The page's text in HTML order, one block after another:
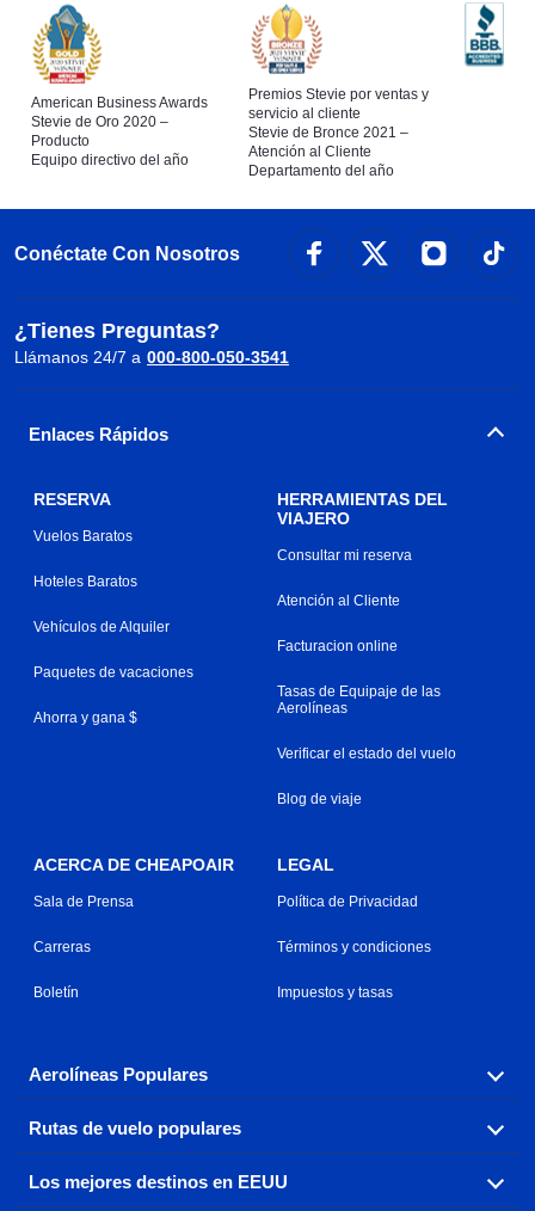
American Business Awards
Stevie de Oro 2020 –
Producto
Equipo directivo del año
Premios Stevie por ventas y
servicio al cliente
Stevie de Bronce 2021 –
Atención al Cliente
Departamento del año
Conéctate Con Nosotros
¿Tienes Preguntas?
Llámanos 24/7 a 000-800-050-3541
Enlaces Rápidos
RESERVA
Vuelos Baratos
Hoteles Baratos
Vehículos de Alquiler
Paquetes de vacaciones
Ahorra y gana $
HERRAMIENTAS DEL
VIAJERO
Consultar mi reserva
Atención al Cliente
Facturacion online
Tasas de Equipaje de las
Aerolíneas
Verificar el estado del vuelo
Blog de viaje
ACERCA DE CHEAPOAIR
Sala de Prensa
Carreras
Boletín
LEGAL
Política de Privacidad
Términos y condiciones
Impuestos y tasas
Aerolíneas Populares
Explora nuestras opciones de tarifas aéreas baratas por
aerolínea, con más de 500 opciones para elegir.
Aeromexico
Rutas de vuelo populares
Reserva una de nuestras rutas de vuelo más populares
Los mejores destinos en EEUU